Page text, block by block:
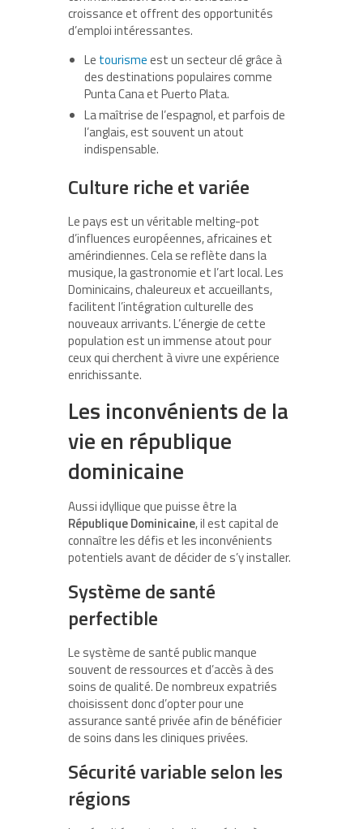
croissance et offrent des opportunités
d’emploi intéressantes.
Le tourismeest un secteur clé grâce à
des destinations populaires comme
Punta Cana et Puerto Plata.
La maîtrise de l’espagnol, et parfois de
l’anglais, est souvent un atout
indispensable.
Culture riche et variée
Le pays est un véritable melting-pot
d’influences européennes, africaines et
amérindiennes. Cela se reflète dans la
musique, la gastronomie et l’art local. Les
Dominicains, chaleureux et accueillants,
facilitent l’intégration culturelle des
nouveaux arrivants. L’énergie de cette
population est un immense atout pour
ceux qui cherchent à vivre une expérience
enrichissante.
Les inconvénients de la
vie en république
dominicaine
Aussi idyllique que puisse être la
République Dominicaine, il est capital de
connaître les défis et les inconvénients
potentiels avant de décider de s’y installer.
Système de santé
perfectible
Le système de santé public manque
souvent de ressources et d’accès à des
soins de qualité. De nombreux expatriés
choisissent donc d’opter pour une
assurance santé privée afin de bénéficier
de soins dans les cliniques privées.
Sécurité variable selon les
régions